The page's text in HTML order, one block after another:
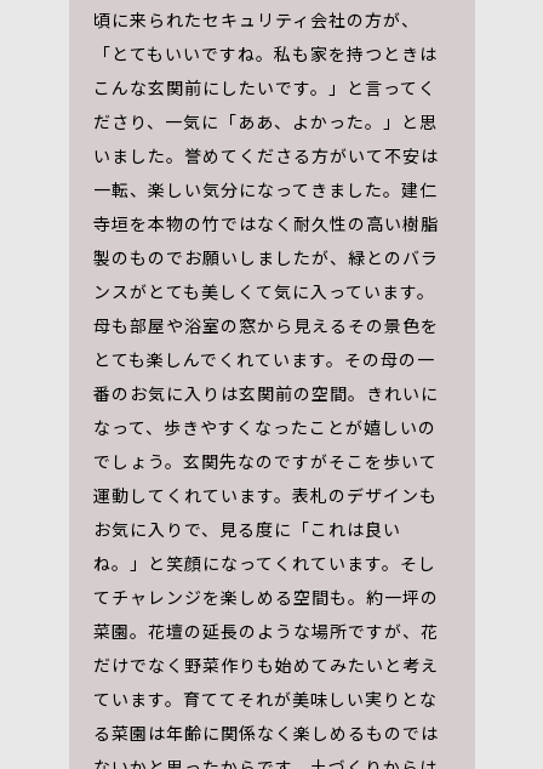
頃に来られたセキュリティ会社の方が、
「とてもいいですね。私も家を持つときは
こんな玄関前にしたいです。」と言ってく
ださり、一気に「ああ、よかった。」と思
いました。誉めてくださる方がいて不安は
一転、楽しい気分になってきました。建仁
寺垣を本物の竹ではなく耐久性の高い樹脂
製のものでお願いしましたが、緑とのバラ
ンスがとても美しくて気に入っています。
母も部屋や浴室の窓から見えるその景色を
とても楽しんでくれています。その母の一
番のお気に入りは玄関前の空間。きれいに
なって、歩きやすくなったことが嬉しいの
でしょう。玄関先なのですがそこを歩いて
運動してくれています。表札のデザインも
お気に入りで、見る度に「これは良い
ね。」と笑顔になってくれています。そし
てチャレンジを楽しめる空間も。約一坪の
菜園。花壇の延長のような場所ですが、花
だけでなく野菜作りも始めてみたいと考え
ています。育ててそれが美味しい実りとな
る菜園は年齢に関係なく楽しめるものでは